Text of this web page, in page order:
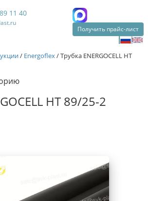
11 40
Получить прайс-лист
/ Energoflex/Трубка ENERGOCELL HT
HT 89/25-2